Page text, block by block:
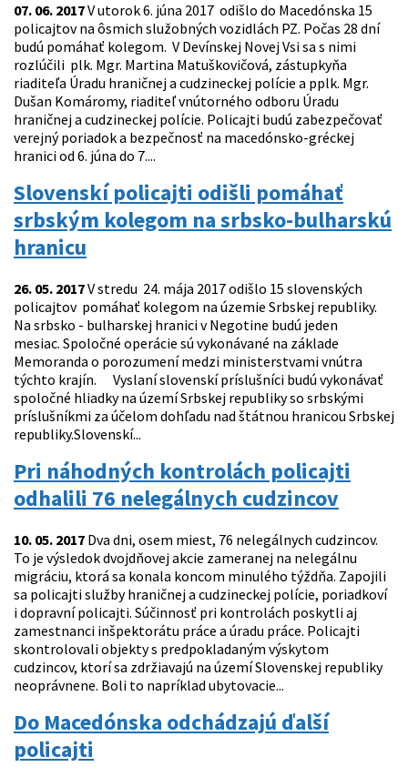
07. 06. 2017V utorok 6. júna 2017 odišlo do Macedónska 15
policajtov na ôsmich služobných vozidlách PZ. Počas 28 dní
budú pomáhať kolegom. V Devínskej Novej Vsi sa s nimi
rozlúčili plk. Mgr. Martina Matuškovičová, zástupkyňa
riaditeľa Úradu hraničnej a cudzineckej polície a pplk. Mgr.
Dušan Komáromy, riaditeľ vnútorného odboru Úradu
hraničnej a cudzineckej polície. Policajti budú zabezpečovať
verejný poriadok a bezpečnosť na macedónsko-gréckej
hranici od 6. júna do 7....
Slovenskí policajti odišli pomáhať
srbským kolegom na srbsko-bulharskú
hranicu
26. 05. 2017V stredu 24. mája 2017 odišlo 15 slovenských
policajtov pomáhať kolegom na územie Srbskej republiky.
Na srbsko - bulharskej hranici v Negotine budú jeden
mesiac. Spoločné operácie sú vykonávané na základe
Memoranda o porozumení medzi ministerstvami vnútra
týchto krajín. Vyslaní slovenskí príslušníci budú vykonávať
spoločné hliadky na území Srbskej republiky so srbskými
príslušníkmi za účelom dohľadu nad štátnou hranicou Srbskej
republiky.Slovenskí...
Pri náhodných kontrolách policajti
odhalili 76 nelegálnych cudzincov
10. 05. 2017 Dva dni, osem miest, 76 nelegálnych cudzincov.
To je výsledok dvojdňovej akcie zameranej na nelegálnu
migráciu, ktorá sa konala koncom minulého týždňa. Zapojili
sa policajti služby hraničnej a cudzineckej polície, poriadkoví
i dopravní policajti. Súčinnosť pri kontrolách poskytli aj
zamestnanci inšpektorátu práce a úradu práce. Policajti
skontrolovali objekty s predpokladaným výskytom
cudzincov, ktorí sa zdržiavajú na území Slovenskej republiky
neoprávnene. Boli to napríklad ubytovacie...
Do Macedónska odchádzajú ďalší
policajti